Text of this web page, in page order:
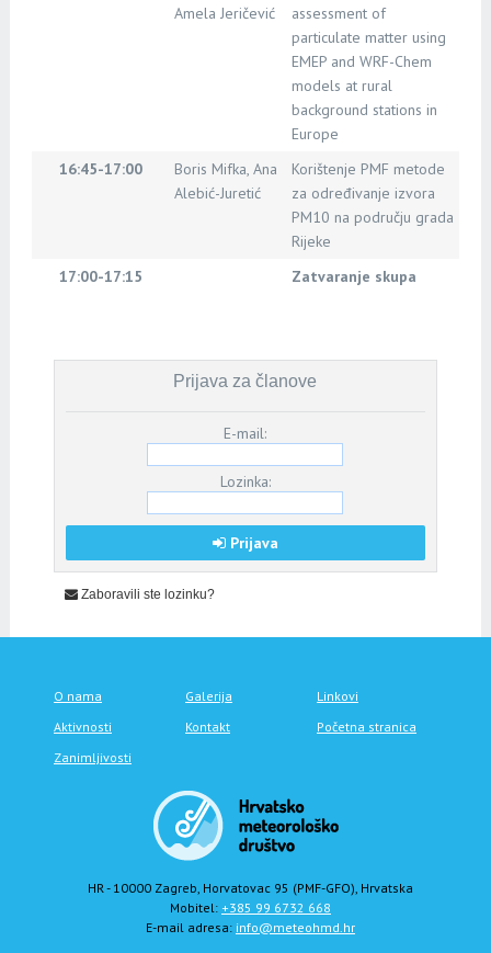
Amela Jeričević
assessment of
particulate matter using
EMEP and WRF-Chem
models at rural
background stations in
Europe
16:45-17:00
Boris Mifka, Ana
Alebić-Juretić
Korištenje PMF metode
za određivanje izvora
PM10 na području grada
Rijeke
17:00-17:15
Zatvaranje skupa
Prijava za članove
E-mail:
Lozinka:
Prijava
Zaboravili ste lozinku?
O nama Galerija
Linkovi
Aktivnosti
Kontakt
Početna stranica
Zanimljivosti
HR - 10000 Zagreb, Horvatovac 95 (PMF-GFO), Hrvatska
Mobitel: +385 99 6732 668
E-mail adresa: info@meteohmd.hr